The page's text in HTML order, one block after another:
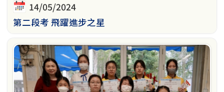
14/05/2024
第二段考 飛躍進步之星